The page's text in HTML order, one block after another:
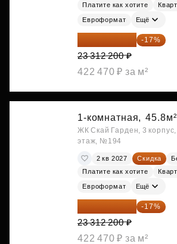
Платите как хотите
Евроформат Ещё
19 349 126 ₽ -17%
23 312 200 ₽
422 470 ₽ за м²
1-комнатная, 45.8м²
ЖК Скай Гарден, 3 корпус,
этаж, №194
2 кв 2027 Скидка
Платите как хотите
Евроформат Ещё
19 349 126 ₽ -17%
23 312 200 ₽
422 470 ₽ за м²